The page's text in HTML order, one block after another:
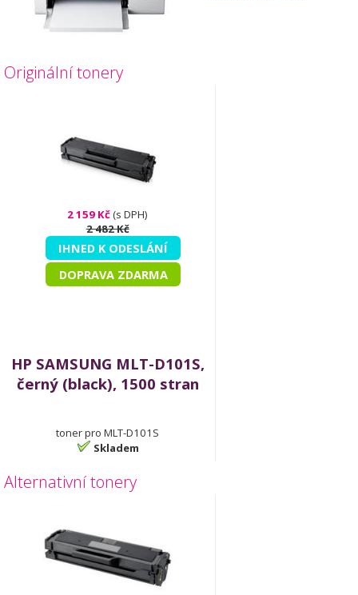
Originální tonery
2 159 Kč(s DPH)
2 482 Kč
IHNED K ODESLÁNÍ
DOPRAVA ZDARMA
HP SAMSUNG MLT-D101S,
černý (black), 1500 stran
toner pro MLT-D101S
Skladem
Alternativní tonery